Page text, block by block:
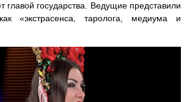
главой государства. Ведущие представили
«экстрасенса, таролога, медиума и